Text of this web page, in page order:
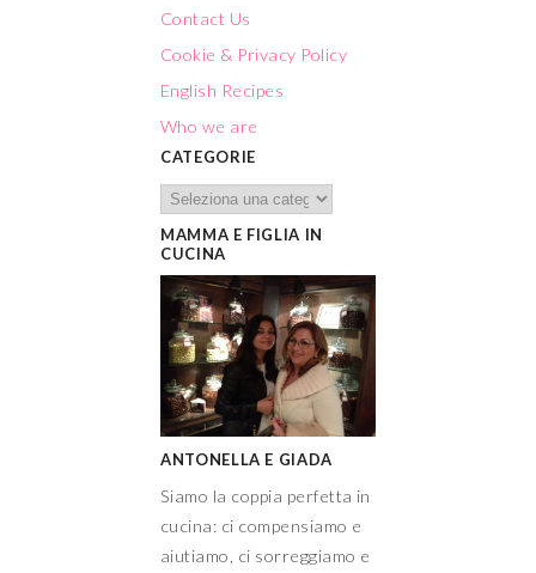
Contact Us
Cookie & Privacy Policy
English Recipes
Who we are
CATEGORIE
MAMMA E FIGLIA IN
CUCINA
ANTONELLA E GIADA
Siamo la coppia perfetta in
cucina: ci compensiamo e
aiutiamo, ci sorreggiamo e